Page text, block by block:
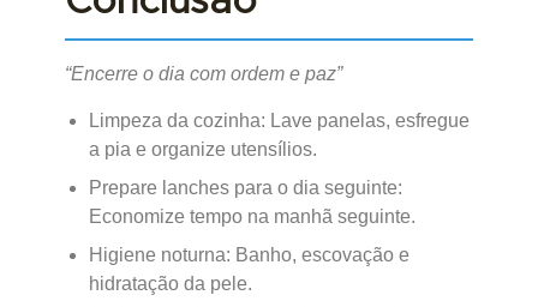
“Encerre o dia com ordem e paz”
Limpeza da cozinha: Lave panelas, esfregue
a pia e organize utensílios.
Prepare lanches para o dia seguinte:
Economize tempo na manhã seguinte.
Higiene noturna: Banho, escovação e
hidratação da pele.